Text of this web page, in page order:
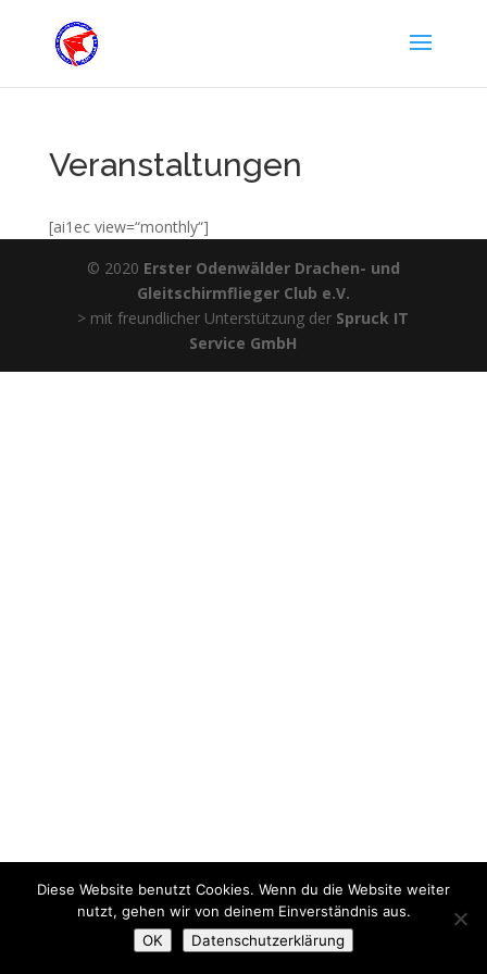
Veranstaltungen
[ai1ec view=“monthly“]
© 2020 Erster Odenwälder Drachen- und
Gleitschirmflieger Club e.V.
> mit freundlicher Unterstützung der Spruck IT
Service GmbH
Diese Website benutzt Cookies. Wenn du die Website weiter
nutzt, gehen wir von deinem Einverständnis aus.
OK
Datenschutzerklärung